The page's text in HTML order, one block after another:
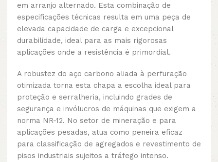
em arranjo alternado. Esta combinação de
especificações técnicas resulta em uma peça de
elevada capacidade de carga e excepcional
durabilidade, ideal para as mais rigorosas
aplicações onde a resistência é primordial.
A robustez do aço carbono aliada à perfuração
otimizada torna esta chapa a escolha ideal para
proteção e serralheria, incluindo grades de
segurança e invólucros de máquinas que exigem a
norma NR-12. No setor de mineração e para
aplicações pesadas, atua como peneira eficaz
para classificação de agregados e revestimento de
pisos industriais sujeitos a tráfego intenso.